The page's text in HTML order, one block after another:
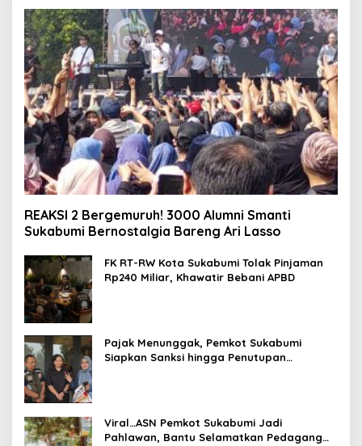
REAKSI 2 Bergemuruh! 3000 Alumni Smanti
Sukabumi Bernostalgia Bareng Ari Lasso
FK RT-RW Kota Sukabumi Tolak Pinjaman
Rp240 Miliar, Khawatir Bebani APBD
Pajak Menunggak, Pemkot Sukabumi
Siapkan Sanksi hingga Penutupan
Viral…ASN Pemkot Sukabumi Jadi
Pahlawan, Bantu Selamatkan Pedagang